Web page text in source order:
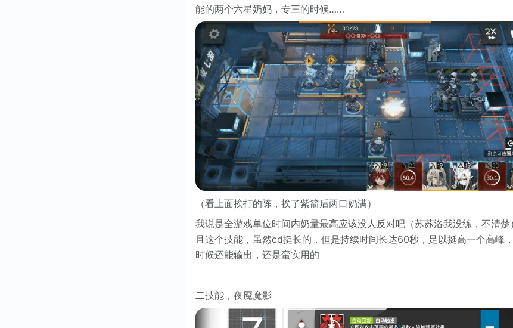
能的两个六星奶妈，专三的时候……
（看上面挨打的陈，挨了紫箭后两口奶满）
我说是全游戏单位时间内奶量最高应该没人反对吧（苏苏洛我没练，不清楚
且这个技能，虽然cd挺长的，但是持续时间长达60秒，足以挺高一个高峰
时候还能输出，还是蛮实用的
二技能，夜魇魔影